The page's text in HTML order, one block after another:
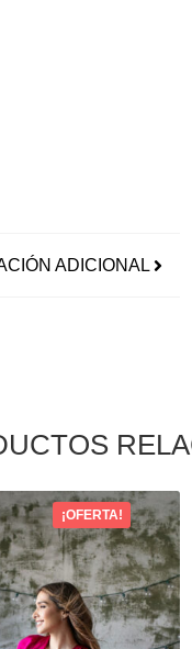
ADICIONAL
¡OFERTA!